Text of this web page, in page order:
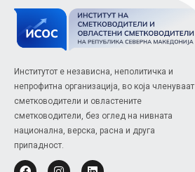
Институтот е независна, неполитичка и
непрофитна организација, во која членуваат
сметководители и овластените
сметководители, без оглед на нивната
национална, верска, расна и друга
припадност.